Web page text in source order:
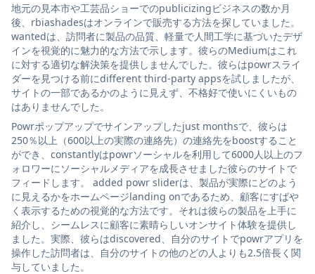
地元の見本市や工芸品ショーでのpublicizingビジネスの数か月
後、rbiashadesはオンラインで販売する方法を探していました。
wantedは、訪問者に製品の品質、軽量で人間工学に基づいたデザ
インを視覚的に魅力的な方法で示します。彼らのMediumはこれ
に対する適切な解決策を提供しませんでした。彼らはpowrスライ
ダーを見つける前にdifferent third-party appsを試しましたが、
サイトの一部であるかのように見えず、不格好で使いにくいもの
はありませんでした。
Powrポップアップでサインアップしたjust monthsで、彼らは
250％以上（600以上の実際の連絡先）の連絡先をboostすること
ができ、constantlyはpowrソーシャルを利用して6000人以上のフ
ォロワーにソーシャルメディアを成長させました彼らのサイトで
フィードします。 added powr sliderは、製品が実際にどのよう
に見えるかをホームページlanding onであるため、顧客にすばや
く表示するための視覚的な方法です。それは彼らの製品を上手に
紹介し、シームレスに顧客に素晴らしいオンサイト体験を提供し
ました。実際、彼らはdiscovered、自分のサイトでpowrアプリを
操作した訪問者は、自分のサイトの他のどの人よりも2.5倍長く関
与していました。